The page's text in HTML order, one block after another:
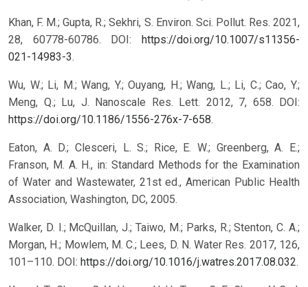
Khan, F. M.; Gupta, R.; Sekhri, S. Environ. Sci. Pollut. Res. 2021,
28, 60778-60786. DOI:
https://doi.org/10.1007/s11356-
021-14983-3.
Wu, W.; Li, M.; Wang, Y.; Ouyang, H.; Wang, L.; Li, C.; Cao, Y.;
Meng, Q.; Lu, J. Nanoscale Res. Lett. 2012, 7, 658. DOI:
https://doi.org/10.1186/1556-276x-7-658.
Eaton, A. D.; Clesceri, L. S.; Rice, E. W.; Greenberg, A. E.;
Franson, M. A. H., in: Standard Methods for the Examination
of Water and Wastewater, 21st ed., American Public Health
Association, Washington, DC, 2005.
Walker, D. I.; McQuillan, J.; Taiwo, M.; Parks, R.; Stenton, C. A.;
Morgan, H.; Mowlem, M. C.; Lees, D. N. Water Res. 2017, 126,
101–110. DOI: https://doi.org/10.1016/j.watres.2017.08.032.